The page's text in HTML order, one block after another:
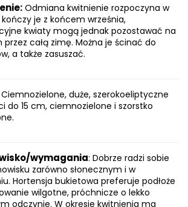
Odmiana kwitnienie rozpoczyna w
je z końcem września,
kwiaty mogą jednak pozostawać na
przez całą zimę. Można je ścinać do
a także zasuszać.
Ciemnozielone, duże, szerokoeliptyczne
do 15 cm, ciemnozielone i szorstko
wymagania: Dobrze radzi sobie
zarówno słonecznym i w
Hortensja bukietowa preferuje podłoże
wilgotne, próchnicze o lekko
odczynie. W okresie kwitnienia ma